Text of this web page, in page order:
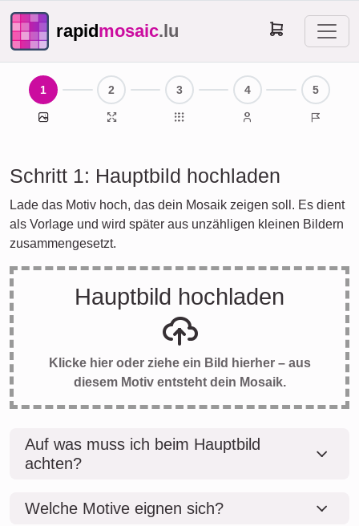
rapidmosaic.lu
1
Hauptbild
2
Druckgröße
3
Einzelbilder
4
Kontaktdaten
5
Schritt 1: Hauptbild hochladen
Lade das Motiv hoch, das dein Mosaik zeigen soll. Es dient
als Vorlage und wird später aus unzähligen kleinen Bildern
zusammengesetzt.
Hauptbild hochladen
Klicke hier oder ziehe ein Bild hierher – aus
diesem Motiv entsteht dein Mosaik.
Auf was muss ich beim Hauptbild
achten?
Welche Motive eignen sich?